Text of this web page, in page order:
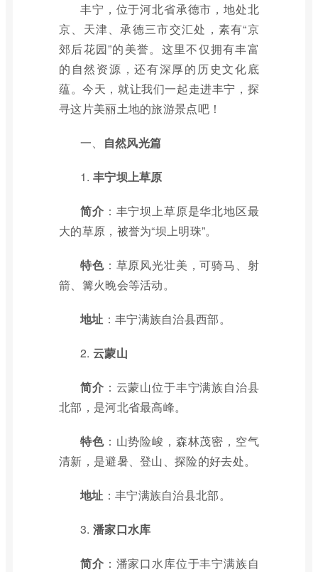
丰宁，位于河北省承德市，地处北
京、天津、承德三市交汇处，素有“京
郊后花园”的美誉。这里不仅拥有丰富
的自然资源，还有深厚的历史文化底
蕴。今天，就让我们一起走进丰宁，探
寻这片美丽土地的旅游景点吧！
一、 自然风光篇
1. 丰宁坝上草原
简介 ：丰宁坝上草原是华北地区最
大的草原，被誉为“坝上明珠”。
特色：草原风光壮美，可骑马、射
箭、篝火晚会等活动。
地址 ：丰宁满族自治县西部。
2. 云蒙山
简介 ：云蒙山位于丰宁满族自治县
北部，是河北省最高峰。
特色：山势险峻，森林茂密，空气
清新，是避暑、登山、探险的好去处。
地址 ：丰宁满族自治县北部。
3. 潘家口水库
简介 ：潘家口水库位于丰宁满族自